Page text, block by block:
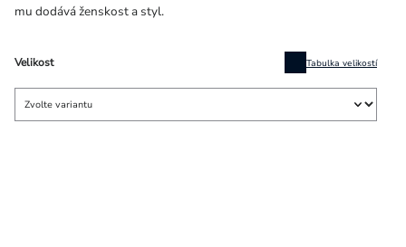
Velikost Tabulka velikostí
mu dodává ženskost a styl.